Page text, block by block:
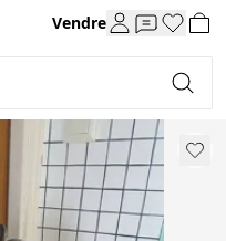
Vendre